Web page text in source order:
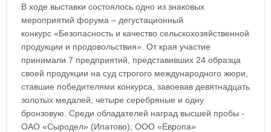
В ходе выставки состоялось одно из знаковых
мероприятий форума – дегустационный
конкурс «Безопасность и качество сельскохозяйственной
продукции и продовольствия». От края участие
принимали 7 предприятий, представивших 24 образца
своей продукции на суд строгого международного жюри,
ставшие победителями конкурса, завоевав девятнадцать
золотых медалей, четыре серебряные и одну
бронзовую. Среди обладателей наград высшей пробы -
ОАО «Сыродел» (Ипатово), ООО «Европа»